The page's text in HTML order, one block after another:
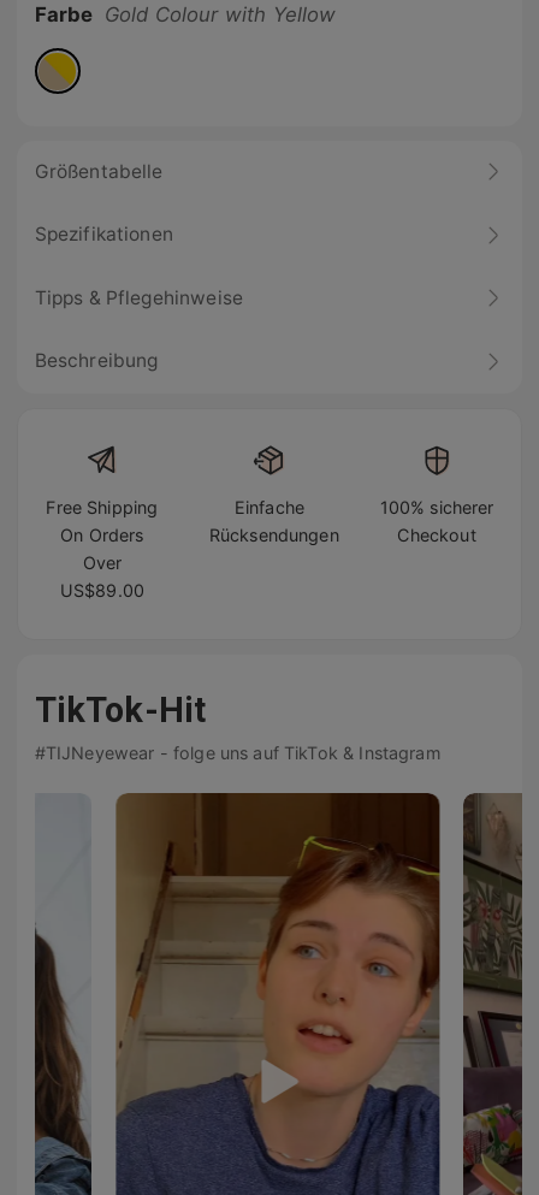
Farbe Gold Colour with Yellow
Größentabelle
Spezifikationen
Tipps & Pflegehinweise
Beschreibung
Free Shipping
On Orders
Over
US$89.00
Einfache
Rücksendungen
100% sicherer
Checkout
TikTok-Hit
#TIJNeyewear - folge uns auf TikTok & Instagram